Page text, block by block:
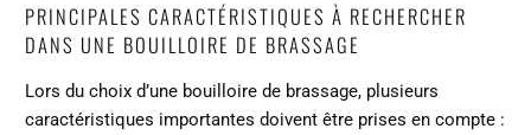
PRINCIPALES CARACTÉRISTIQUES À RECHERCHER
DANS UNE BOUILLOIRE DE BRASSAGE
Lors du choix d’une bouilloire de brassage, plusieurs
caractéristiques importantes doivent être prises en compte :